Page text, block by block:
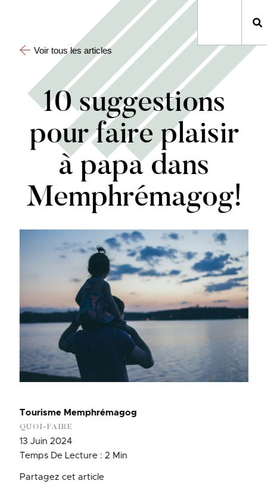
Voir tous les articles
10 suggestions
pour faire plaisir
à papa dans
Memphrémagog!
Tourisme Memphrémagog
QUOI-FAIRE
13 Juin 2024
Temps De Lecture : 2 Min
Partagez cet article